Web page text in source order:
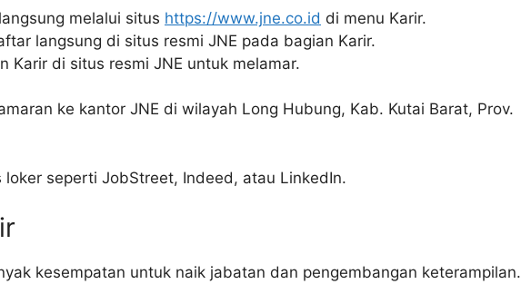
melalui situs https://www.jne.co.id di menu Karir.
langsung di situs resmi JNE pada bagian Karir.
Karir di situs resmi JNE untuk melamar.
ke kantor JNE di wilayah Long Hubung, Kab. Kutai Barat, Prov.
loker seperti JobStreet, Indeed, atau LinkedIn.
kesempatan untuk naik jabatan dan pengembangan keterampilan.